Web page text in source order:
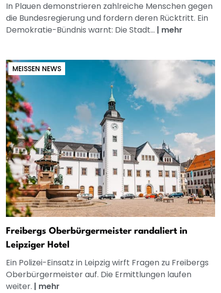
In Plauen demonstrieren zahlreiche Menschen gegen
die Bundesregierung und fordern deren Rücktritt. Ein
Demokratie-Bündnis warnt: Die Stadt... | mehr
MEISSEN NEWS
Freibergs Oberbürgermeister randaliert in
Leipziger Hotel
Ein Polizei-Einsatz in Leipzig wirft Fragen zu Freibergs
Oberbürgermeister auf. Die Ermittlungen laufen
weiter. | mehr